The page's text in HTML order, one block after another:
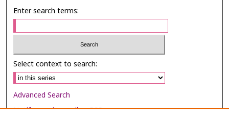
Enter search terms:
Select context to search:
Advanced Search
Notify me via email orRSS